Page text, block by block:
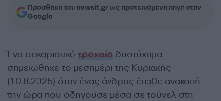
Προσθήκη του newsit.gr ως προτεινόμενη πηγή στην
Google
Ένα σοκαριστικό τροχαίο δυστύχημα
σημειώθηκε το μεσημέρι της Κυριακής
(10.8.2025) όταν ένας άνδρας έπαθε ανακοπή
την ώρα που οδηγούσε μέσα σε τούνελ στη